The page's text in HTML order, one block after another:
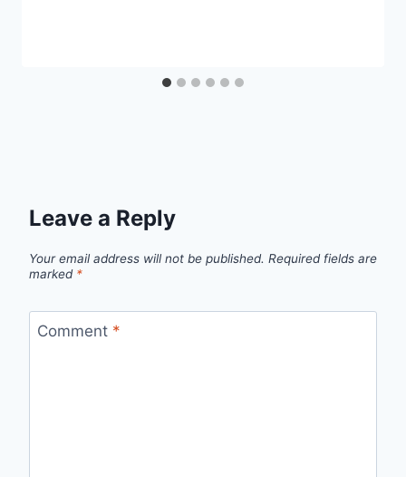
Leave a Reply
Your email address will not be published. Required fields are
marked *
Comment *